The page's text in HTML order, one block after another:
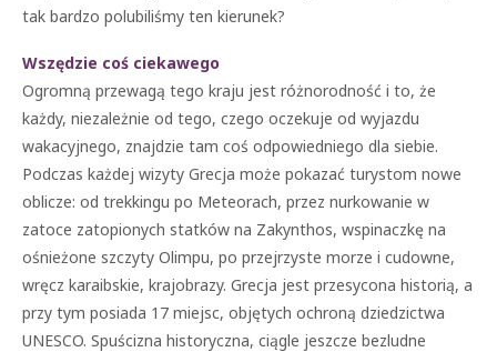
tak bardzo polubiliśmy ten kierunek?
Wszędzie coś ciekawego
Ogromną przewagą tego kraju jest różnorodność i to, że
każdy, niezależnie od tego, czego oczekuje od wyjazdu
wakacyjnego, znajdzie tam coś odpowiedniego dla siebie.
Podczas każdej wizyty Grecja może pokazać turystom nowe
oblicze: od trekkingu po Meteorach, przez nurkowanie w
zatoce zatopionych statków na Zakynthos, wspinaczkę na
ośnieżone szczyty Olimpu, po przejrzyste morze i cudowne,
wręcz karaibskie, krajobrazy. Grecja jest przesycona historią, a
przy tym posiada 17 miejsc, objętych ochroną dziedzictwa
UNESCO. Spuścizna historyczna, ciągle jeszcze bezludne